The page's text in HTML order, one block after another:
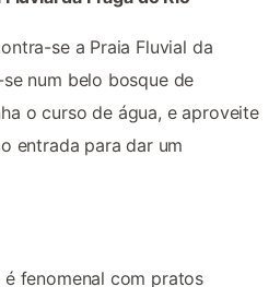
se a Praia Fluvial da
num belo bosque de
o curso de água, e aproveite
entrada para dar um
fenomenal com pratos